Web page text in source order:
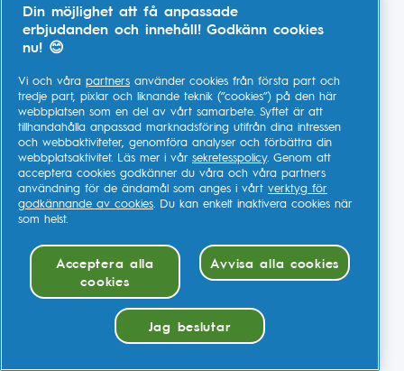
Din möjlighet att få anpassade
erbjudanden och innehåll! Godkänn cookies
nu! 😊
Vi och våra partners använder cookies från första part och
tredje part, pixlar och liknande teknik (”cookies”) på den här
webbplatsen som en del av vårt samarbete. Syftet är att
tillhandahålla anpassad marknadsföring utifrån dina intressen
och webbaktiviteter, genomföra analyser och förbättra din
webbplatsaktivitet. Läs mer i vår sekretesspolicy. Genom att
acceptera cookies godkänner du våra och våra partners
användning för de ändamål som anges i vårt verktyg för
godkännande av cookies. Du kan enkelt inaktivera cookies när
som helst.
Acceptera alla
cookies
Avvisa alla cookies
Jag beslutar